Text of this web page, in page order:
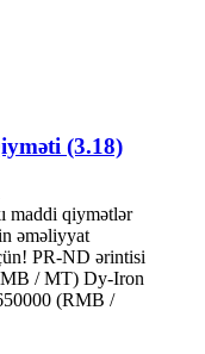
(3.18)
maddi qiymətlər
əməliyyat
PR-ND ərintisi
/ MT) Dy-Iron
(RMB /